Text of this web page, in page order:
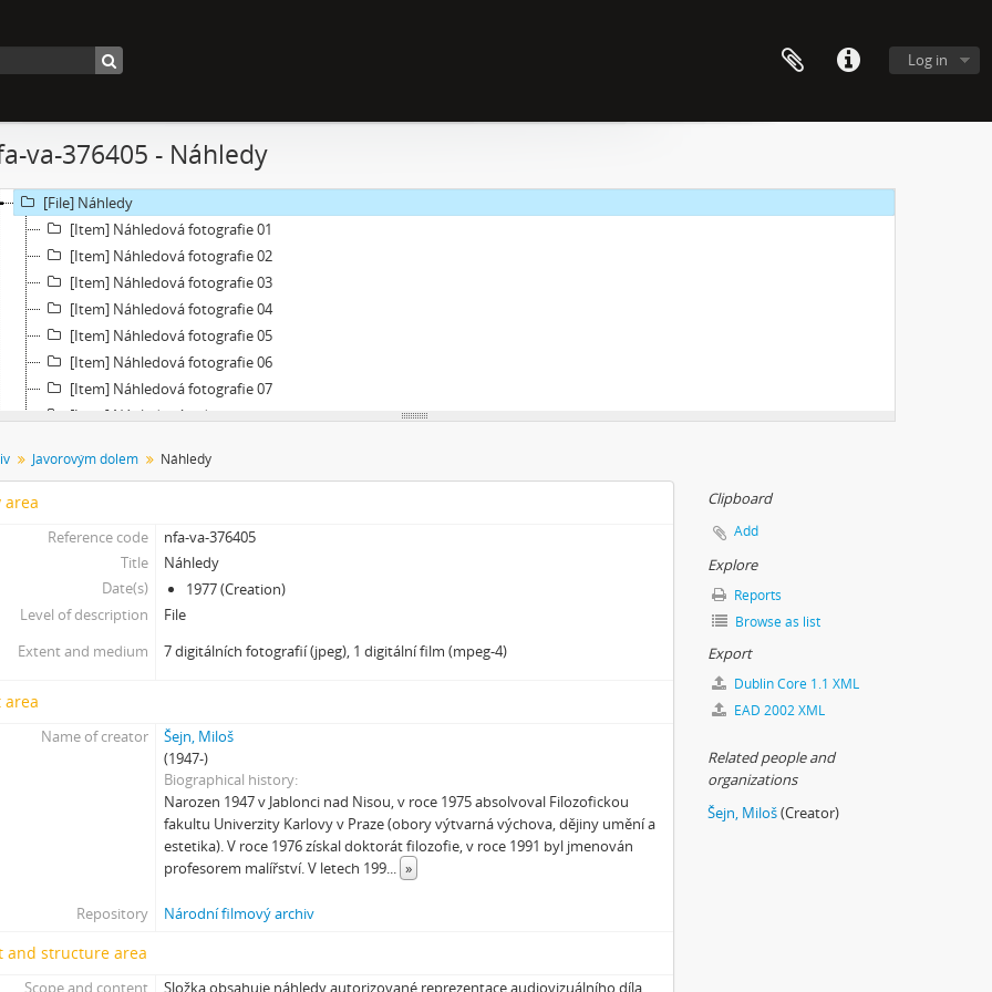
Log in
va-376405 - Náhledy
[Subseries] Mumlava
[Subseries] Zívrovy Prachovské skály
[Subseries] Braunův betlém
[Subseries] Javorovým dolem
[File] Náhledy
[Item] Náhledová fotografie 01
[Item] Náhledová fotografie 02
[Item] Náhledová fotografie 03
[Item] Náhledová fotografie 04
[Item] Náhledová fotografie 05
[Item] Náhledová fotografie 06
[Item] Náhledová fotografie 07
[Item] Náhledové video
[Subseries] Milada
[Subseries] Hřiště
[Subseries] Možná
[Subseries] 28 stotín Synagógy
[Subseries] Z lásky
[Subseries] Parkovací smyčka
[Subseries] Otevřeno zavřeno otevřeno zavřeno...
[Subseries] Jizvy, jiskry, jistoty
[Subseries] Země, světlo, vzduch
[Subseries] Malování do vzduchu
[Subseries] Virtuální opona
[Subseries] Grafika podzimu
[Subseries] Zrcadlo času
[Subseries] Píseň hlemýžďů jdoucích na pohřeb
Javorovým dolem Náhledy
area
Reference code
nfa-va-376405
Title
Náhledy
Date(s)
1977 (Creation)
Level of description
File
Extent and medium
7 digitálních fotografií (jpeg), 1 digitální film (mpeg-4)
area
Name of creator
Šejn, Miloš
(1947-)
Biographical history
Narozen 1947 v Jablonci nad Nisou, v roce 1975 absolvoval Filozofickou
fakultu Univerzity Karlovy v Praze (obory výtvarná výchova, dějiny umění a
estetika). V roce 1976 získal doktorát filozofie, v roce 1991 byl jmenován
profesorem malířství. V letech 199... »
Repository Národní filmový archiv
and structure area
Scope and content Složka obsahuje náhledy autorizované reprezentace audiovizuálního díla
Clipboard
Add
Explore
Reports
Browse as list
Export
Dublin Core 1.1 XML
EAD 2002 XML
Related people and
organizations
Šejn, Miloš(Creator)